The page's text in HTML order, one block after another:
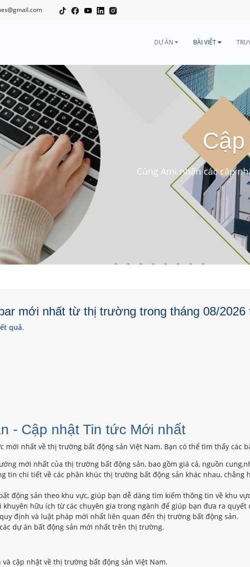
DỰ ÁN BÀI VIẾT
Cùng Ami nhận các cập
mới nhất từ thị trường trong tháng 08/2026
quả.
- Cập nhật Tin tức Mới nhất
nhất về thị trường bất động sản Việt Nam. Bạn có thể tìm thấy các
mới nhất của thị trường bất động sản, bao gồm giá cả, nguồn
tin chi tiết về các phân khúc thị trường bất động sản khác nhau, chẳng
động sản theo khu vực, giúp bạn dễ dàng tìm kiếm thông tin về khu
hữu ích từ các chuyên gia trong ngành để giúp bạn đưa ra quyết
định và luật pháp mới nhất liên quan đến thị trường bất động sản.
dự án bất động sản mới nhất trên thị trường.
cập nhật về thị trường bất động sản Việt Nam.